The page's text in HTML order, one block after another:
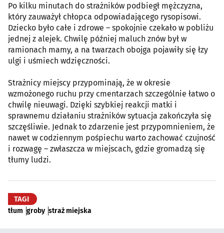
Po kilku minutach do strażników podbiegł mężczyzna,
który zauważył chłopca odpowiadającego rysopisowi.
Dziecko było całe i zdrowe – spokojnie czekało w pobliżu
jednej z alejek. Chwilę później maluch znów był w
ramionach mamy, a na twarzach obojga pojawiły się łzy
ulgi i uśmiech wdzięczności.
Strażnicy miejscy przypominają, że w okresie
wzmożonego ruchu przy cmentarzach szczególnie łatwo o
chwilę nieuwagi. Dzięki szybkiej reakcji matki i
sprawnemu działaniu strażników sytuacja zakończyła się
szczęśliwie. Jednak to zdarzenie jest przypomnieniem, że
nawet w codziennym pośpiechu warto zachować czujność
i rozwagę – zwłaszcza w miejscach, gdzie gromadzą się
tłumy ludzi.
TAGI
tłum groby straż miejska